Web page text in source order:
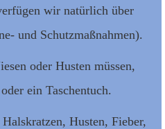
wir natürlich über
und Schutzmaßnahmen).
oder Husten müssen,
ein Taschentuch.
Husten, Fieber,